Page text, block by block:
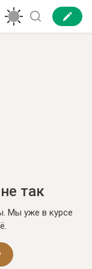
так
Мы уже в курсе